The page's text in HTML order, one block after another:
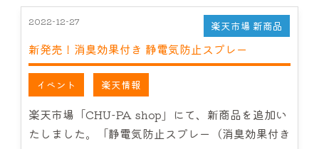
環境への取り組み
製品紹介
サービス案内
2022-12-27
新発売！消臭効果付き 静電気防止スプレー
楽天市場 新商品
イベント 楽天情報
楽天市場「CHU-PA shop」にて、新商品を追加い
たしました。「静電気防止スプレー（消臭効果付き